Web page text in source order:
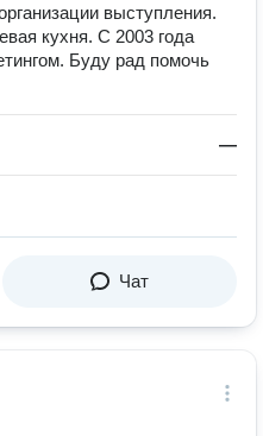
выступления.
кухня. С 2003 года
Буду рад помочь
—
Чат